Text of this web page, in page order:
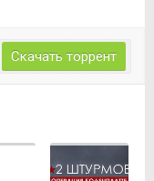
Скачать торрент